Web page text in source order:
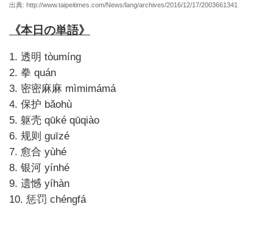
出典: http://www.taipeitimes.com/News/lang/archives/2016/12/17/2003661341
《本日の単語》
1. 透明 tòumíng
2. 拳 quán
3. 密密麻麻 mìmimámá
4. 保护 bǎohù
5. 躯壳 qūké qūqiào
6. 规则 guīzé
7. 愈合 yùhé
8. 银河 yínhé
9. 遗憾 yíhàn
10. 惩罚 chéngfá